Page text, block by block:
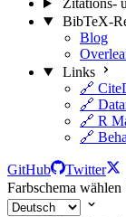
Zitations-
BibTeX-
Blog
Links
🔗
🔗
🔗 R
🔗
GitHub
Twitter
Farbschema wählen